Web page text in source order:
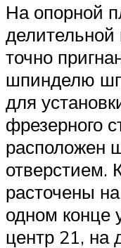
На опорной
делительной
точно
шпинделю
для
фрезерного
расположен
отверстием.
расточены
одном конце
центр 21, на